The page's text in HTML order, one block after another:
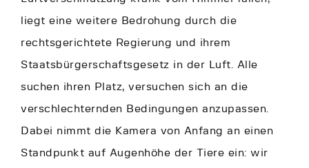
liegt eine weitere Bedrohung durch die
rechtsgerichtete Regierung und ihrem
Staatsbürgerschaftsgesetz in der Luft. Alle
suchen ihren Platz, versuchen sich an die
verschlechternden Bedingungen anzupassen.
Dabei nimmt die Kamera von Anfang an einen
Standpunkt auf Augenhöhe der Tiere ein: wir